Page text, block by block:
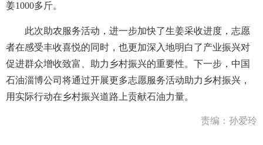
姜1000多斤。
此次助农服务活动，进一步加快了生姜采收进度，志愿
者在感受丰收喜悦的同时，也更加深入地明白了产业振兴对
促进群众增收致富、助力乡村振兴的重要性。下一步，中国
石油淄博公司将通过开展更多志愿服务活动助力乡村振兴，
用实际行动在乡村振兴道路上贡献石油力量。
责编：孙爱玲